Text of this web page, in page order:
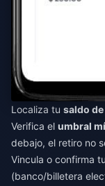
Localiza tu saldo
Verifica el umbral
debajo, el retiro no
Vincula o confirma tu
(banco/billetera